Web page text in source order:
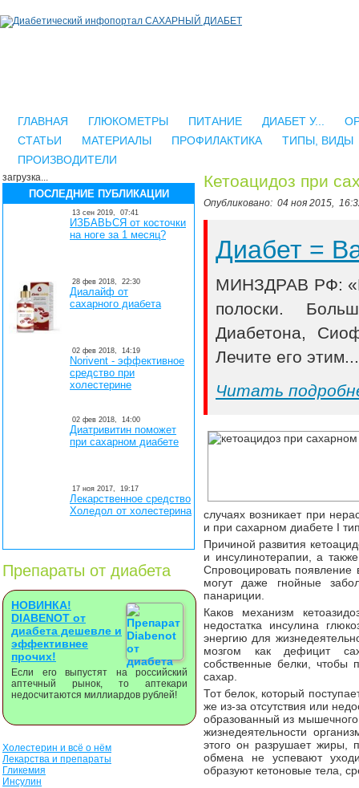
ГЛАВНАЯ ГЛЮКОМЕТРЫ ПИТАНИЕ ДИАБЕТ У...
СТАТЬИ
МАТЕРИАЛЫ ПРОФИЛАКТИКА
ТИПЫ, ВИДЫ
ПРОИЗВОДИТЕЛИ
загрузка...
ПОСЛЕДНИЕ ПУБЛИКАЦИИ
13 сен 2019, 07:41
ИЗБАВЬСЯ от косточки
на ноге за 1 месяц?
28 фев 2018, 22:30
Диалайф от
сахарного диабета
02 фев 2018, 14:19
Norivent - эффективное
средство при
холестерине
02 фев 2018, 14:00
Диатривитин поможет
при сахарном диабете
17 ноя 2017, 19:17
Лекарственное средство
Холедол от холестерина
Препараты от диабета
НОВИНКА!
DIABENOT от
диабета дешевле и
эффективнее
прочих!
Если его выпустят на российский
аптечный рынок, то аптекари
недосчитаются миллиардов рублей!
Холестерин и всё о нём
Лекарства и препараты
Гликемия
Инсулин
Кетоацидоз при
Опубликовано: 04 ноя 2015,
Диабет =
МИНЗДРАВ РФ:
полоски.
Диабетона,
Лечите его
Читать
случаях возникает при
и при сахарном диабете І
Причиной развития
и инсулинотерапии, а
Спровоцировать
могут даже гнойные
панариции.
Каков механизм
недостатка инсулина
энергию для
мозгом как дефицит
собственные белки, чтобы
сахар.
Тот белок, который
же из-за отсутствия или
образованный из мышечного
жизнедеятельности
этого он разрушает жиры,
обмена не успевают
образуют кетоновые тела,